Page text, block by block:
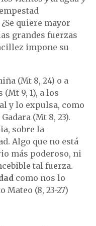
quiere mayor
grandes fuerzas
impone su
(Mt 8, 24) o a
9, 1), a los
y lo expulsa, como
(Mt 8, 23).
sobre la
Algo que no está
más poderoso, ni
tal fuerza.
como nos lo
(8, 23-27)